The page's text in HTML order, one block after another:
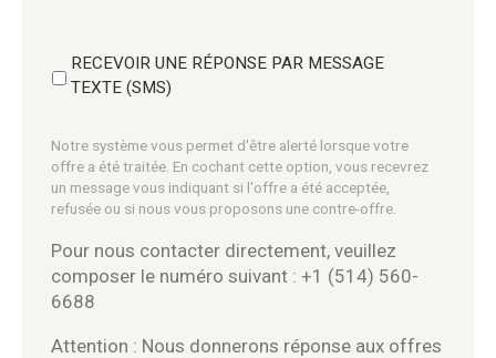
RECEVOIR UNE RÉPONSE PAR MESSAGE
TEXTE (SMS)
Notre système vous permet d'être alerté lorsque votre
offre a été traitée. En cochant cette option, vous recevrez
un message vous indiquant si l'offre a été acceptée,
refusée ou si nous vous proposons une contre-offre.
Pour nous contacter directement, veuillez
composer le numéro suivant : +1 (514) 560-
6688
Attention : Nous donnerons réponse aux offres